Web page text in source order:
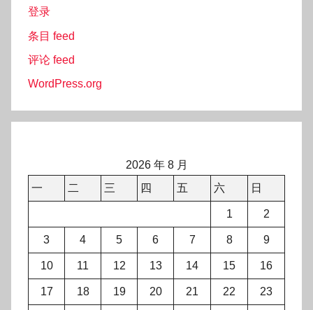
登录
条目 feed
评论 feed
WordPress.org
2026 年 8 月
一
二 三 四 五 六 日
1 2
3 4 5 6 7 8 9
10 11 12 13 14 15 16
17 18 19 20 21 22 23